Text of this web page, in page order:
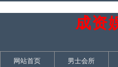
成资
网站首页 男士会所